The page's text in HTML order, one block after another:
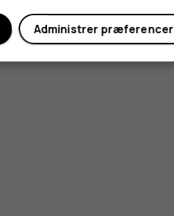
Administrer præferencer